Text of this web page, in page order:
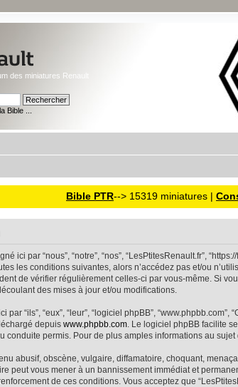
des miniatures Renault
Bible ...
Bible PTR--> 15319 miniatures |
ici par “nous”, “notre”, “nos”, “LesPtitesRenault.fr”,
les conditions suivantes, alors n’accédez pas et/ou
de vérifier régulièrement celles-ci par vous-même. Si
des mises à jour et/ou modifications.
“ils”, “eux”, “leur”, “logiciel phpBB”,
depuis www.phpbb.com. Le logiciel phpBB facilite
conduite permis. Pour de plus amples informations au
abusif, obscène, vulgaire, diffamatoire, choquant,
peut vous mener à un bannissement immédiat et
de ces conditions. Vous acceptez que